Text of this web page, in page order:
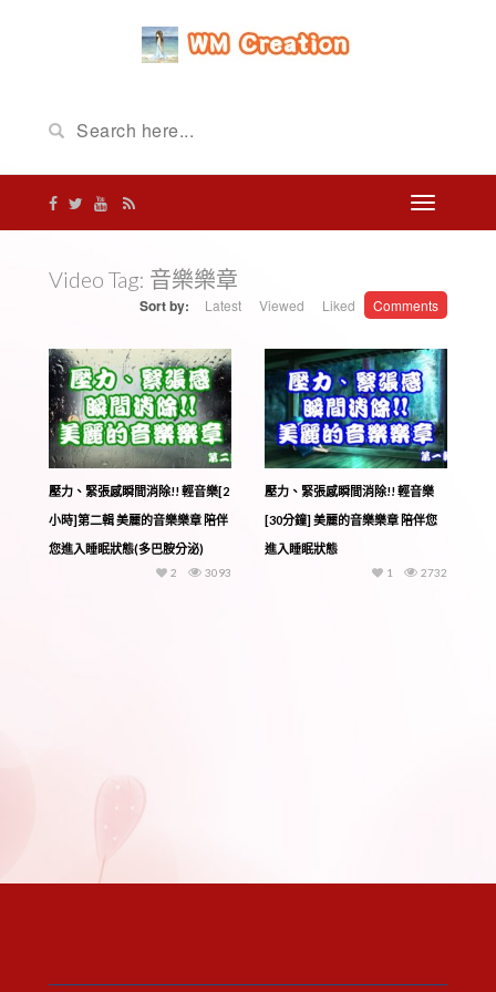
Video Tag: 音樂樂章
Sort by: Latest Viewed Liked Comments
壓力、緊張感瞬間消除!! 輕音樂[2
小時]第二輯 美麗的音樂樂章 陪伴
您進入睡眠狀態(多巴胺分泌)
3093
2
壓力、緊張感瞬間消除!! 輕音樂
[30分鐘] 美麗的音樂樂章 陪伴您
進入睡眠狀態
2732
1